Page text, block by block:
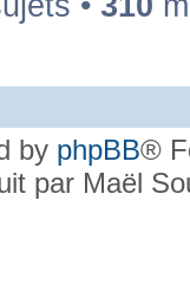
by phpBB®
par Maël